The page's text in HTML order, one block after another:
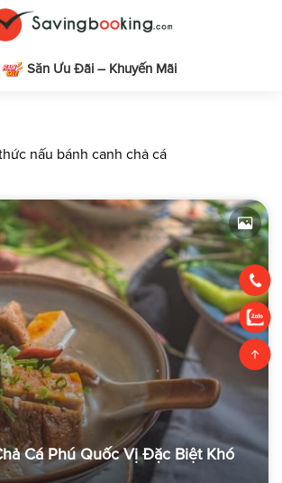
Săn Ưu Đãi – Khuyến Mãi
nấu bánh canh chả cá
Cá Phú Quốc Vị Đặc Biệt Khó